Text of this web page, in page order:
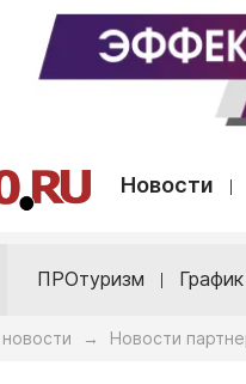
Новости
ПРОтуризм
→ Новости